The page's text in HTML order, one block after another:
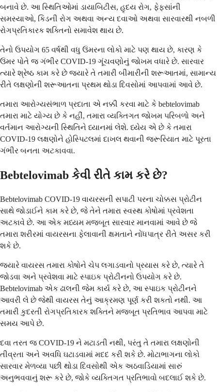
બનાવે છે. આ સ્થિતિઓમાં ડાયાબિટીસ, હૃદય રોગ, ફેફસાંની
સમસ્યાઓ, કિડની રોગ અથવા અન્ય દવાઓ અથવા સારવારથી નબળી
રોગપ્રતિકારક શક્તિનો સમાવેશ થાય છે.
તેનો ઉપયોગ 65 વર્ષથી વધુ ઉંમરના લોકો માટે પણ થાય છે, કારણ કે
ઉંમર પોતે જ ગંભીર COVID-19 ગૂંચવણોનું જોખમ વધારે છે. સારવાર
ત્યારે શ્રેષ્ઠ કામ કરે છે જ્યારે તે તમારી બીમારીની શરૂઆતમાં, સામાન્ય
રીતે લક્ષણોની શરૂઆતના પ્રથમ થોડા દિવસોમાં આપવામાં આવે છે.
તમારા આરોગ્યસંભાળ પ્રદાતા એ નક્કી કરવા માટે કે bebtelovimab
તમારા માટે યોગ્ય છે કે નહીં, તમારા વ્યક્તિગત જોખમ પરિબળો અને
વર્તમાન આરોગ્યની સ્થિતિને ધ્યાનમાં લેશે. ધ્યેય એ છે કે તમારા
COVID-19 લક્ષણોને હોસ્પિટલમાં દાખલ થવાની જરૂરિયાત માટે પૂરતા
ગંભીર બનતા અટકાવવા.
Bebtelovimab કેવી રીતે કામ કરે છે?
Bebtelovimab COVID-19 વાયરસની સપાટી પરના ચોક્કસ પ્રોટીન
સાથે જોડાઈને કામ કરે છે, જે તેને તમારા સ્વસ્થ કોષોમાં પ્રવેશતા
અટકાવે છે. આ એક મધ્યમ મજબૂત સારવાર માનવામાં આવે છે જે
તમારા શરીરમાં વાયરસના ફેલાવાની ક્ષમતાને નોંધપાત્ર રીતે અસર કરી
શકે છે.
જ્યારે વાયરસ તમારા કોષોને ચેપ લગાડવાનો પ્રયાસ કરે છે, ત્યારે તે
જોડવા અને પ્રવેશવા માટે સ્પાઇક પ્રોટીનનો ઉપયોગ કરે છે.
Bebtelovimab એક ઢાલની જેમ કાર્ય કરે છે, આ સ્પાઇક પ્રોટીનને
આવરી લે છે જેથી વાયરસ તેનું આક્રમણ પૂર્ણ કરી શકતો નથી. આ
તમારી કુદરતી રોગપ્રતિકારક શક્તિને મજબૂત પ્રતિભાવ આપવા માટે
સમય આપે છે.
દવા તરત જ COVID-19 ને મટાડતી નથી, પરંતુ તે તમારા લક્ષણોની
તીવ્રતા અને અવધિ ઘટાડવામાં મદદ કરી શકે છે. મોટાભાગના લોકો
સારવાર મેળવ્યા પછી થોડા દિવસોથી એક અઠવાડિયામાં સારું
અનુભવવાનું શરૂ કરે છે, જોકે વ્યક્તિગત પ્રતિભાવો બદલાઈ શકે છે.